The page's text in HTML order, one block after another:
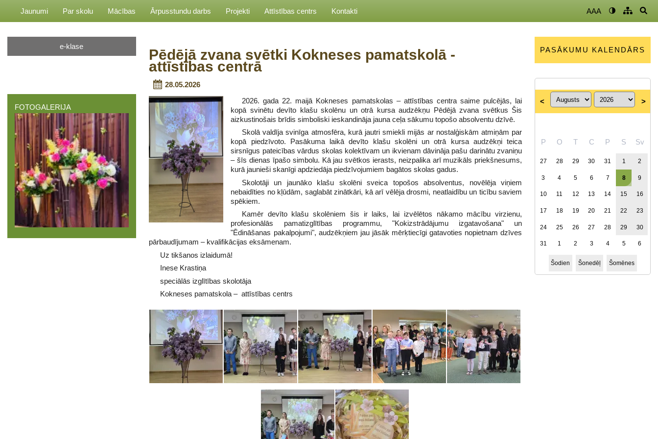
Jaunumi Par skolu Mācības Ārpusstundu darbs Projekti Attīstības centrs Kontakti AAA
e-klase
FOTOGALERIJA
Pēdējā zvana svētki Kokneses pamatskolā -
attīstības centrā
28.05.2026
2026. gada 22. maijā Kokneses pamatskolas – attīstības centra saime pulcējās, lai
kopā svinētu devīto klašu skolēnu un otrā kursa audzēkņu Pēdējā zvana svētkus Šis
aizkustinošais brīdis simboliski ieskandināja jauna ceļa sākumu topošo absolventu dzīvē.
Skolā valdīja svinīga atmosfēra, kurā jautri smiekli mijās ar nostalģiskām atmiņām par
kopā piedzīvoto. Pasākuma laikā devīto klašu skolēni un otrā kursa audzēkņi teica
sirsnīgus pateicības vārdus skolas kolektīvam un ikvienam dāvināja pašu darinātu zvaniņu
– šīs dienas īpašo simbolu. Kā jau svētkos ierasts, neizpalika arī muzikāls priekšnesums,
kurā jaunieši skanīgi apdziedāja piedzīvojumiem bagātos skolas gadus.
Skolotāji un jaunāko klašu skolēni sveica topošos absolventus, novēlēja viņiem
nebaidīties no kļūdām, saglabāt zinātkāri, kā arī vēlēja drosmi, neatlaidību un ticību saviem
spēkiem.
Kamēr devīto klašu skolēniem šis ir laiks, lai izvēlētos nākamo mācību virzienu,
profesionālās pamatizglītības programmu, "Kokizstrādājumu izgatavošana" un
"Ēdināšanas pakalpojumi", audzēkņiem jau jāsāk mērķtiecīgi gatavoties nopietnam dzīves
pārbaudījumam – kvalifikācijas eksāmenam.
Uz tikšanos izlaidumā!
Inese Krastiņa
speciālās izglītības skolotāja
Kokneses pamatskola – attīstības centrs
PASĀKUMU KALENDĀRS
< >
P O T C P S Sv
27 28 29 30 31 1 2
3 4 5 6 7 8 9
10 11 12 13 14 15 16
17 18 19 20 21 22 23
24 25 26 27 28 29 30
31 1 2 3 4 5 6
Šodien Šonedēļ Šomēnes